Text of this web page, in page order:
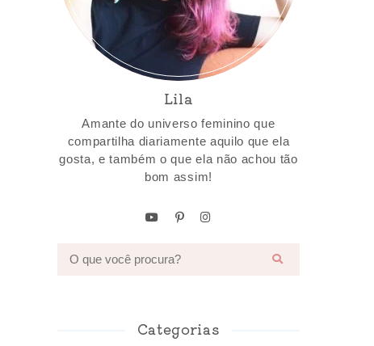
Lila
Amante do universo feminino que
compartilha diariamente aquilo que ela
gosta, e também o que ela não achou tão
bom assim!
Categorias